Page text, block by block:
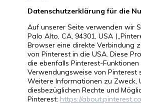
Datenschutzerklärung für die
Auf unserer Seite verwenden wir
Palo Alto, CA, 94301, USA
Browser eine direkte Verbindung
von Pinterest in die USA. Diese
die ebenfalls Pinterest-
Verwendungsweise von Pinterest
Weitere Informationen zu Zweck,
diesbezüglichen Rechte und
Pinterest: https://